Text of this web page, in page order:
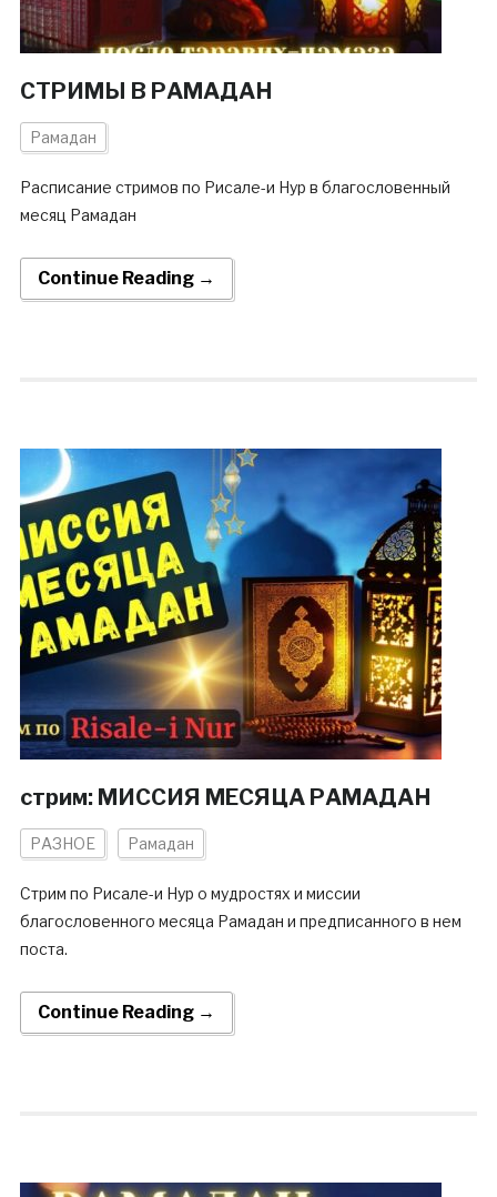
СТРИМЫ В РАМАДАН
Рамадан
Расписание стримов по Рисале-и Нур в благословенный
месяц Рамадан
Continue Reading →
стрим: МИССИЯ МЕСЯЦА РАМАДАН
РАЗНОЕ Рамадан
Стрим по Рисале-и Нур о мудростях и миссии
благословенного месяца Рамадан и предписанного в нем
поста.
Continue Reading →